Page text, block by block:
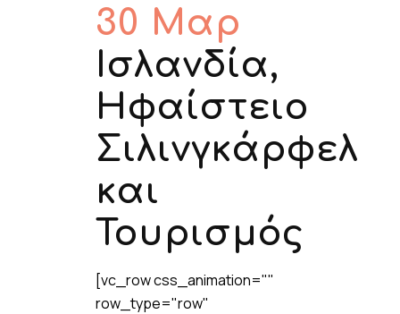
30 Μαρ
Ισλανδία,
Ηφαίστειο
Σιλινγκάρφελ
και
Τουρισμός
[vc_row css_animation=""
row_type="row"